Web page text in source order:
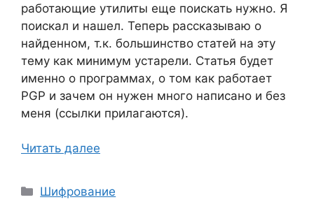
работающие утилиты еще поискать нужно. Я
поискал и нашел. Теперь рассказываю о
найденном, т.к. большинство статей на эту
тему как минимум устарели. Статья будет
именно о программах, о том как работает
PGP и зачем он нужен много написано и без
меня (ссылки прилагаются).
Читать далее
Рубрики
Шифрование